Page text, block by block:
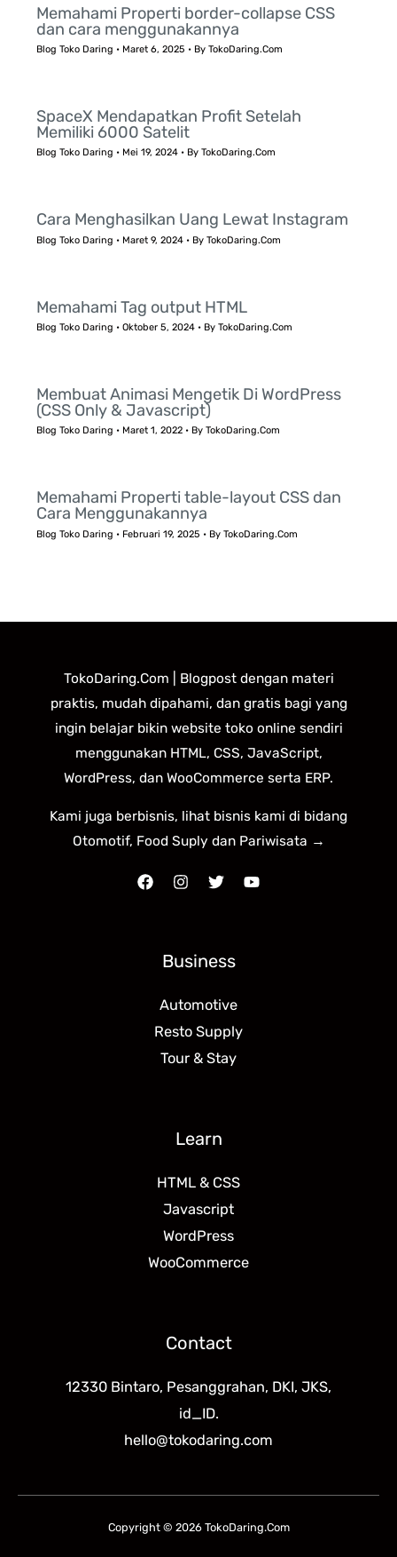
Memahami Properti border-collapse CSS
dan cara menggunakannya
Blog Toko Daring • Maret 6, 2025 • ByTokoDaring.Com
SpaceX Mendapatkan Profit Setelah
Memiliki 6000 Satelit
Blog Toko Daring • Mei 19, 2024 • ByTokoDaring.Com
Cara Menghasilkan Uang Lewat Instagram
Blog Toko Daring • Maret 9, 2024 • ByTokoDaring.Com
Memahami Tag output HTML
Blog Toko Daring •Oktober 5, 2024 • ByTokoDaring.Com
Membuat Animasi Mengetik Di WordPress
(CSS Only & Javascript)
Blog Toko Daring • Maret 1, 2022 • ByTokoDaring.Com
Memahami Properti table-layout CSS dan
Cara Menggunakannya
Blog Toko Daring • Februari 19, 2025 • ByTokoDaring.Com
TokoDaring.Com | Blogpost dengan materi
praktis, mudah dipahami, dan gratis bagi yang
ingin belajar bikin website toko online sendiri
menggunakan HTML, CSS, JavaScript,
WordPress, dan WooCommerce serta ERP.
Kami juga berbisnis, lihat bisnis kami di bidang
Otomotif, Food Suply dan Pariwisata →
Business
Automotive
Resto Supply
Tour & Stay
Learn
HTML & CSS
Javascript
WordPress
WooCommerce
Contact
12330 Bintaro, Pesanggrahan, DKI, JKS,
id_ID.
hello@tokodaring.com
Copyright © 2026 TokoDaring.Com